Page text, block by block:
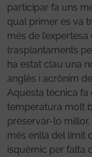
participar fa uns
qual primer es va
més de
trasplantaments
ha estat clau una
anglès i acrònim
Aquesta tècnica
temperatura molt
preservar-lo millor.
més enllà del límit
isquèmic per falta